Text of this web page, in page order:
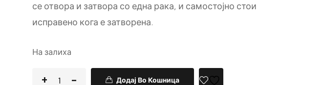
се отвора и затвора со една рака, и самостојно стои
исправено кога е затворена.
На залиха
Додај Во Кошница